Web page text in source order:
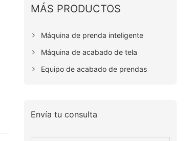
MÁS PRODUCTOS
Máquina de prenda inteligente
Máquina de acabado de tela
Equipo de acabado de prendas
Envía tu consulta